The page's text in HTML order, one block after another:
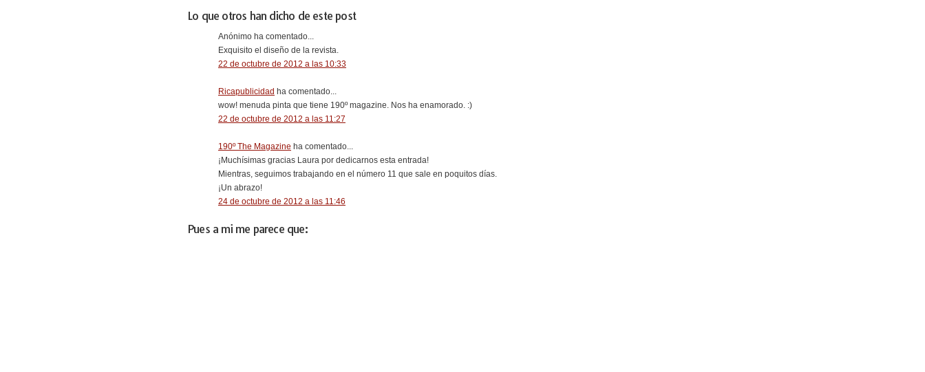
Lo que otros han dicho de este post
Anónimo ha comentado...
Exquisito el diseño de la revista.
22 de octubre de 2012 a las 10:33
Ricapublicidad ha comentado...
wow! menuda pinta que tiene 190º magazine. Nos ha enamorado. :)
22 de octubre de 2012 a las 11:27
190º The Magazine ha comentado...
¡Muchísimas gracias Laura por dedicarnos esta entrada!
Mientras, seguimos trabajando en el número 11 que sale en poquitos días.
¡Un abrazo!
24 de octubre de 2012 a las 11:46
Pues a mi me parece que: